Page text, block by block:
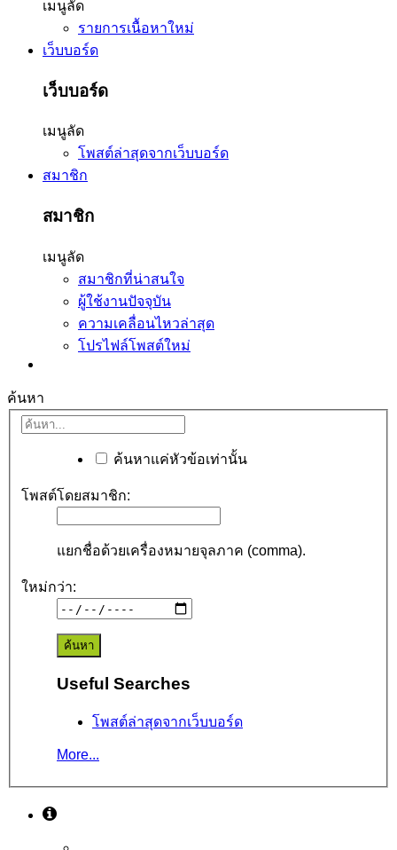
เมนูลัด
รายการเนื้อหาใหม่
เว็บบอร์ด
เว็บบอร์ด
เมนูลัด
โพสต์ล่าสุดจากเว็บบอร์ด
สมาชิก
สมาชิก
เมนูลัด
สมาชิกที่น่าสนใจ
ผู้ใช้งานปัจจุบัน
ความเคลื่อนไหวล่าสุด
โปรไฟล์โพสต์ใหม่
ค้นหา
ค้นหาแค่หัวข้อเท่านั้น
โพสต์โดยสมาชิก:
แยกชื่อด้วยเครื่องหมายจุลภาค (comma).
ใหม่กว่า:
Useful Searches
โพสต์ล่าสุดจากเว็บบอร์ด
More...